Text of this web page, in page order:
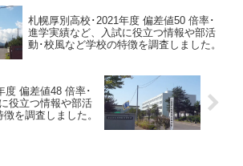
札幌厚別高校･2021年度 偏差値50 倍率･
進学実績など、入試に役立つ情報や部活
動･校風など学校の特徴を調査しました。
度 偏差値48 倍率･
役立つ情報や部活
を調査しました。